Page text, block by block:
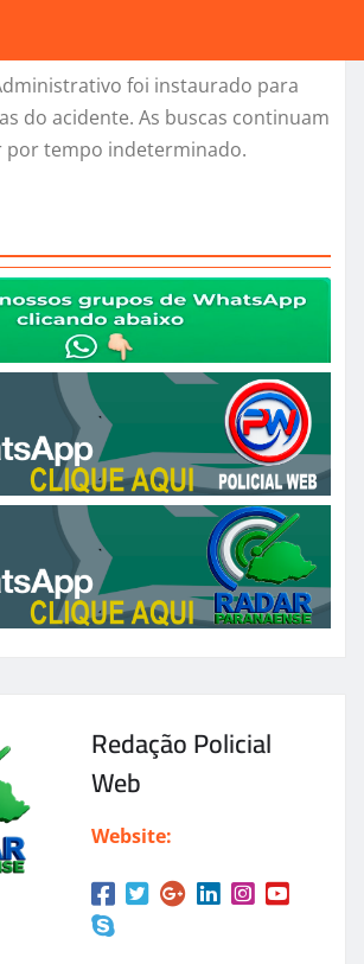
foi instaurado para
do acidente. As buscas continuam
por tempo indeterminado.
Redação Policial
Web
Website: